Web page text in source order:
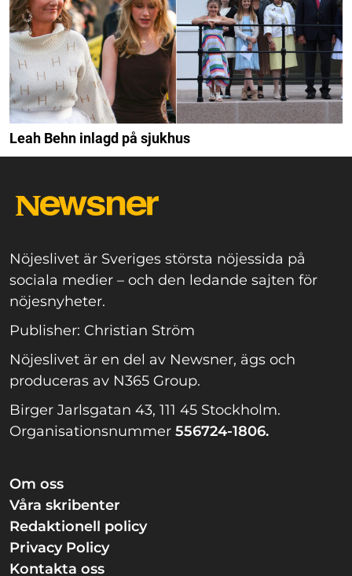
Leah Behn inlagd på sjukhus
Nöjeslivet är Sveriges största nöjessida på
sociala medier – och den ledande sajten för
nöjesnyheter.
Publisher: Christian Ström
Nöjeslivet är en del av Newsner, ägs och
produceras av N365 Group.
Birger Jarlsgatan 43, 111 45 Stockholm.
Organisationsnummer 556724-1806.
Om oss
Våra skribenter
Redaktionell policy
Privacy Policy
Kontakta oss